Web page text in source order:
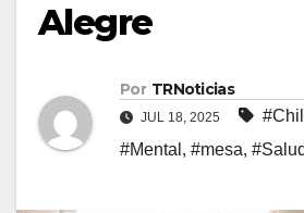
Alegre
Por TRNoticias
JUL 18, 2025
#Mental , #mesa, #Salud